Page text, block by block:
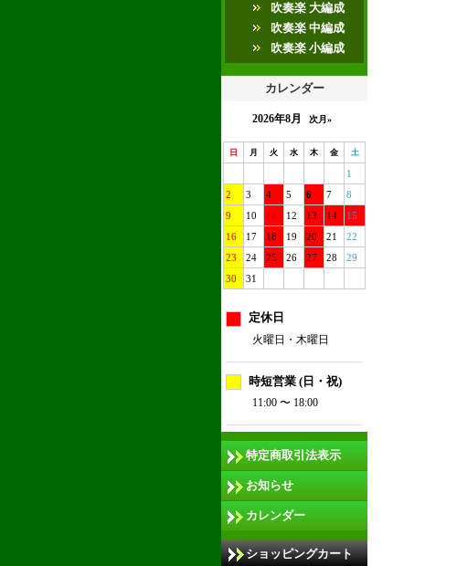
吹奏楽 大編成
吹奏楽 中編成
吹奏楽 小編成
カレンダー
2026年8月 次月»
日 月 火 水 木 金 土
1
2
3 4 5 6 7
8
9
10 11 12 13 14
15
16
17 18 19 20 21
22
23
24 25 26 27 28
29
30
31
定休日
火曜日・木曜日
時短営業 (日・祝)
11:00 〜 18:00
特定商取引法表示
お知らせ
カレンダー
ショッピングカート